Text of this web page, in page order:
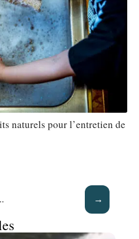
naturels pour l’entretien de